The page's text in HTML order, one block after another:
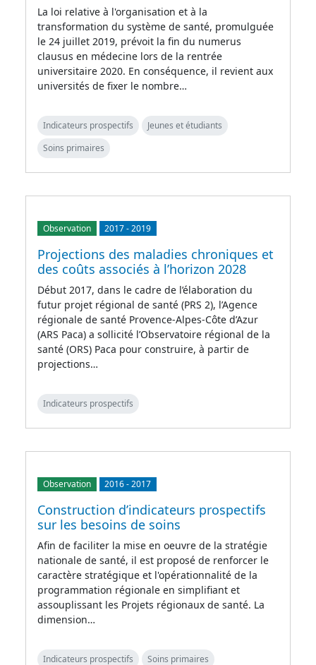
La loi relative à l'organisation et à la
transformation du système de santé, promulguée
le 24 juillet 2019, prévoit la fin du numerus
clausus en médecine lors de la rentrée
universitaire 2020. En conséquence, il revient aux
universités de fixer le nombre…
Indicateurs prospectifs
Jeunes et étudiants
Soins primaires
Observation 2017-2019
Projections des maladies chroniques et
des coûts associés à l’horizon 2028
Début 2017, dans le cadre de l’élaboration du
futur projet régional de santé (PRS 2), l’Agence
régionale de santé Provence-Alpes-Côte d’Azur
(ARS Paca) a sollicité l’Observatoire régional de la
santé (ORS) Paca pour construire, à partir de
projections…
Indicateurs prospectifs
Observation 2016-2017
Construction d’indicateurs prospectifs
sur les besoins de soins
Afin de faciliter la mise en oeuvre de la stratégie
nationale de santé, il est proposé de renforcer le
caractère stratégique et l'opérationnalité de la
programmation régionale en simplifiant et
assouplissant les Projets régionaux de santé. La
dimension…
Indicateurs prospectifs Soins primaires